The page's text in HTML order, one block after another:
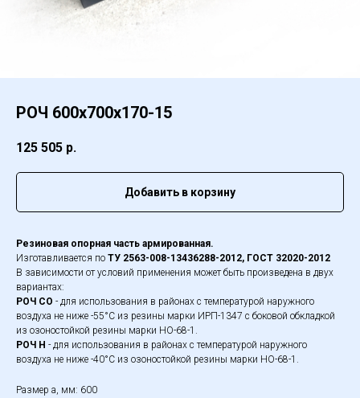
РОЧ 600х700х170-15
125 505 р.
Добавить в корзину
Резиновая опорная часть армированная.
Изготавливается по ТУ 2563-008-13436288-2012, ГОСТ 32020-2012
В зависимости от условий применения может быть произведена в двух
вариантах:
РОЧ СО - для использования в районах с температурой наружного
воздуха не ниже -55°С из резины марки ИРП-1347 с боковой обкладкой
из озоностойкой резины марки НО-68-1.
РОЧ Н - для использования в районах с температурой наружного
воздуха не ниже -40°С из озоностойкой резины марки НО-68-1.
Размер а, мм: 600